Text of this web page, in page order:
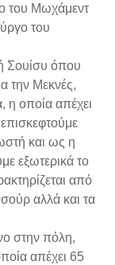
του Μωχάμεντ
του
Σουίσυ όπου
την Μεκνές,
οποία απέχει
και ως η
εξωτερικά το
από
αλλά και τα
στην πόλη,
απέχει 65